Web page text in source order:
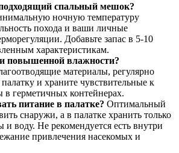
спальный мешок?
ночную температуру
похода и ваши личные
Добавьте запас в 5-10
характеристикам.
повышенной влажности?
материалы, регулярно
и храните чувствительные к
в герметичных контейнерах.
питание в палатке? Оптимальный
снаружи, а в палатке хранить только
и воду. Не рекомендуется есть внутри
привлечения насекомых и